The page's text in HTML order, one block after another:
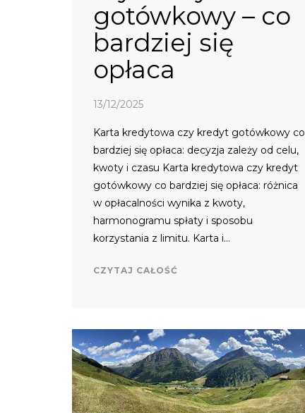
gotówkowy – co
bardziej się
opłaca
13/12/2025
Karta kredytowa czy kredyt gotówkowy co
bardziej się opłaca: decyzja zależy od celu,
kwoty i czasu Karta kredytowa czy kredyt
gotówkowy co bardziej się opłaca: różnica
w opłacalności wynika z kwoty,
harmonogramu spłaty i sposobu
korzystania z limitu. Karta i…
CZYTAJ CAŁOŚĆ